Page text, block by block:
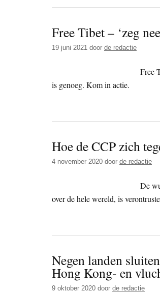
Free Tibet – ‘zeg
19 juni 2021 door de redactie
Free
is genoeg. Kom in actie.
Hoe de CCP zich
4 november 2020 door de redactie
De
over de hele wereld, is
Negen landen
Hong Kong- en
9 oktober 2020 door de redactie